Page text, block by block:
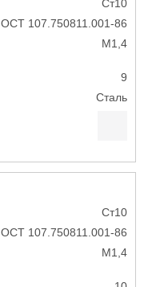
Ст10
ОСТ 107.750811.001-86
М1,4
9
Сталь
Ст10
ОСТ 107.750811.001-86
М1,4